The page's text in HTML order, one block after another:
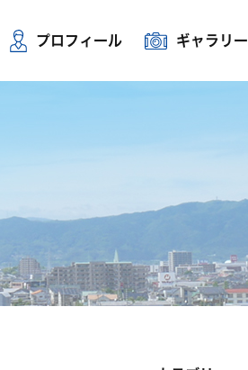
プロフィール ギャラリー